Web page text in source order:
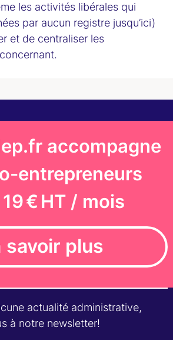
les activités libérales qui
par aucun registre jusqu’ici)
et de centraliser les
accompagne
entrepreneurs
€ HT / mois
savoir plus
actualité administrative,
à notre newsletter!